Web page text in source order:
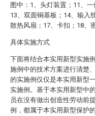
图中：1、头灯装置；11、
13、双面铜基板；14、输入
散热风扇；17、卡扣；18、
具体实施方式
下面将结合本实用新型实施
施例中的技术方案进行清楚
的实施例仅仅是本实用新型
实施例。基于本实用新型中
员在没有做出创造性劳动前
例，都属于本实用新型保护的